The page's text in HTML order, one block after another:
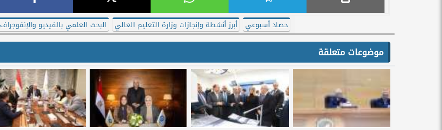
حصاد أسبوعي أبرز أنشطة وإنجازات وزارة التعليم العالي البحث العلمي بالفيديو والإنفوجراف
موضوعات متعلقة